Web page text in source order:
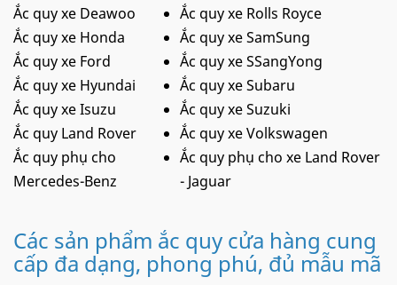
Ắc quy xe Deawoo
Ắc quy xe Honda
Ắc quy xe Ford
Ắc quy xe Hyundai
Ắc quy xe Isuzu
Ắc quy Land Rover
Ắc quy phụ cho
Mercedes-Benz
Ắc quy xe Rolls Royce
Ắc quy xe SamSung
Ắc quy xe SSangYong
Ắc quy xe Subaru
Ắc quy xe Suzuki
Ắc quy xe Volkswagen
Ắc quy phụ cho xe Land Rover
- Jaguar
Các sản phẩm ắc quy cửa hàng cung
cấp đa dạng, phong phú, đủ mẫu mã